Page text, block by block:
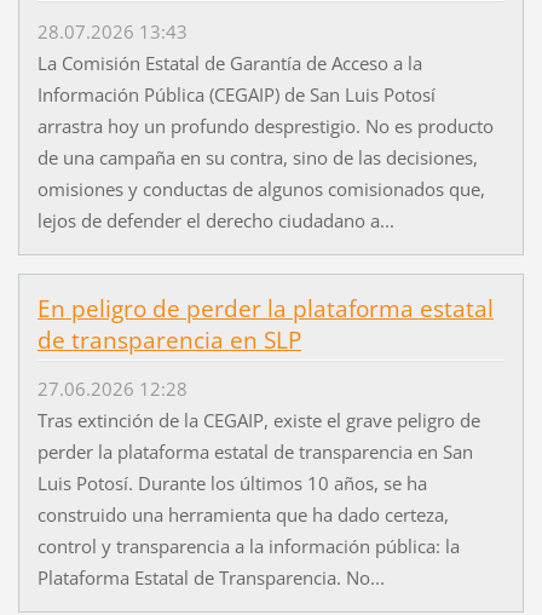
28.07.2026 13:43
La Comisión Estatal de Garantía de Acceso a la
Información Pública (CEGAIP) de San Luis Potosí
arrastra hoy un profundo desprestigio. No es producto
de una campaña en su contra, sino de las decisiones,
omisiones y conductas de algunos comisionados que,
lejos de defender el derecho ciudadano a...
En peligro de perder la plataforma estatal
de transparencia en SLP
27.06.2026 12:28
Tras extinción de la CEGAIP, existe el grave peligro de
perder la plataforma estatal de transparencia en San
Luis Potosí. Durante los últimos 10 años, se ha
construido una herramienta que ha dado certeza,
control y transparencia a la información pública: la
Plataforma Estatal de Transparencia. No...